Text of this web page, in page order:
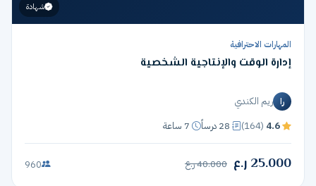
شهادة
المهارات الاحترافية
إدارة الوقت والإنتاجية الشخصية
را
ريم الكندي
4.6
(164) 28 درساً 7 ساعة
25.000 ر.ع 40.000 ر.ع 960